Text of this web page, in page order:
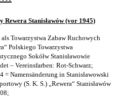
Rewera Stanisławów (vor 1945)
als Towarzystwa Zabaw Ruchowych
Polskiego Towarzystwa
Sokółw Stanisławowie
– Vereinsfarben: Rot-Schwarz;
= Namensänderung in Stanisławowski
(S. K. S.) „Rewera“ Stanisławów